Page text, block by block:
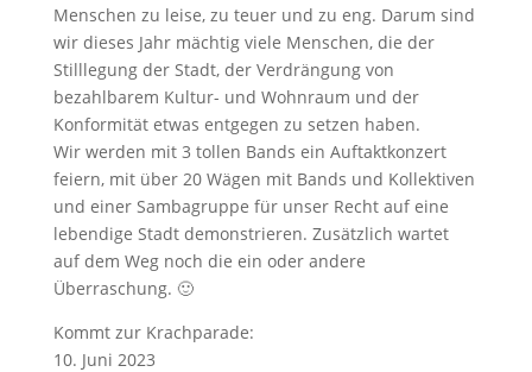
Menschen zu leise, zu teuer und zu eng. Darum sind
wir dieses Jahr mächtig viele Menschen, die der
Stilllegung der Stadt, der Verdrängung von
bezahlbarem Kultur- und Wohnraum und der
Konformität etwas entgegen zu setzen haben.
Wir werden mit 3 tollen Bands ein Auftaktkonzert
feiern, mit über 20 Wägen mit Bands und Kollektiven
und einer Sambagruppe für unser Recht auf eine
lebendige Stadt demonstrieren. Zusätzlich wartet
auf dem Weg noch die ein oder andere
Überraschung. 🙂
Kommt zur Krachparade:
10. Juni 2023